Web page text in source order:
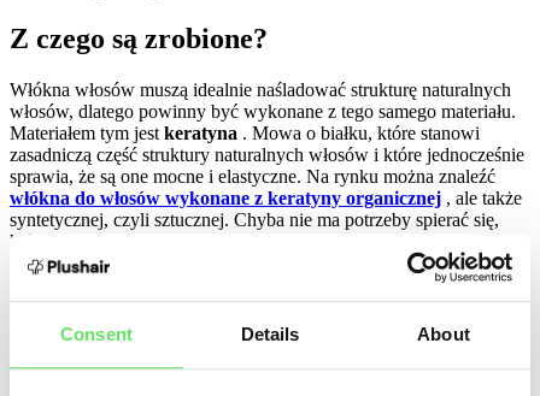
Consent Details About
Z czego są zrobione?
Włókna włosów muszą idealnie naśladować strukturę naturalnych
włosów, dlatego powinny być wykonane z tego samego materiału.
Materiałem tym jest keratyna . Mowa o białku, które stanowi
zasadniczą część struktury naturalnych włosów i które jednocześnie
sprawia, że są one mocne i elastyczne. Na rynku można znaleźć
włókna do włosów wykonane z keratyny organicznej , ale także
syntetycznej, czyli sztucznej. Chyba nie ma potrzeby spierać się,
który z nich jest lepszy. Generalnie rzecz biorąc,
naturalne. Włókna sztuczne mogą zawierać różne substancje
chemiczne, których prawdopodobnie nie chciałbyś mieć na swojej
głowie.